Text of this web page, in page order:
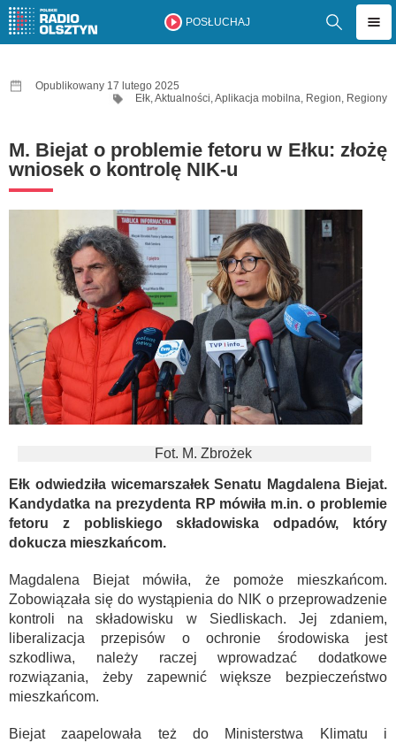
POSŁUCHAJ
Opublikowany 17 lutego 2025
Ełk,Aktualności,Aplikacja mobilna, Region, Regiony
M. Biejat o problemie fetoru w Ełku: złożę
wniosek o kontrolę NIK-u
Fot. M. Zbrożek
Ełk odwiedziła wicemarszałek Senatu Magdalena Biejat.
Kandydatka na prezydenta RP mówiła m.in. o problemie
fetoru z pobliskiego składowiska odpadów, który
dokucza mieszkańcom.
Magdalena Biejat mówiła, że pomoże mieszkańcom.
Zobowiązała się do wystąpienia do NIK o przeprowadzenie
kontroli na składowisku w Siedliskach. Jej zdaniem,
liberalizacja przepisów o ochronie środowiska jest
szkodliwa, należy raczej wprowadzać dodatkowe
rozwiązania, żeby zapewnić większe bezpieczeństwo
mieszkańcom.
Biejat zaapelowała też do Ministerstwa Klimatu i